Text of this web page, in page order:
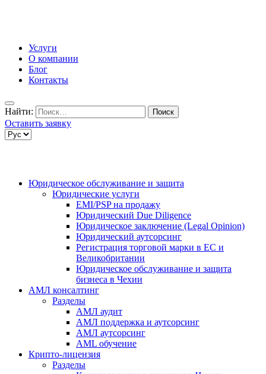
Услуги
О компании
Блог
Контакты
Найти:
Оставить заявку
Юридическое обслуживание и защита
Юридические услуги
EMI/PSP на продажу
Юридический Due Diligence
Юридическое заключение (Legal Opinion)
Юридический аутсорсинг
Регистрация торговой марки в ЕС и
Великобритании
Юридическое обслуживание и защита
бизнеса в Чехии
АМЛ консалтинг
Разделы
АМЛ аудит
АМЛ поддержка и аутсорсинг
АМЛ аутсорсинг
AML обучение
Крипто-лицензия
Разделы